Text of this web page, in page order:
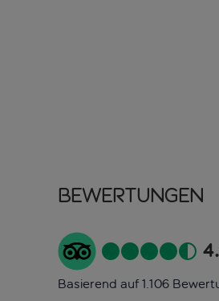
Bewertungen
Basierend auf 1.106